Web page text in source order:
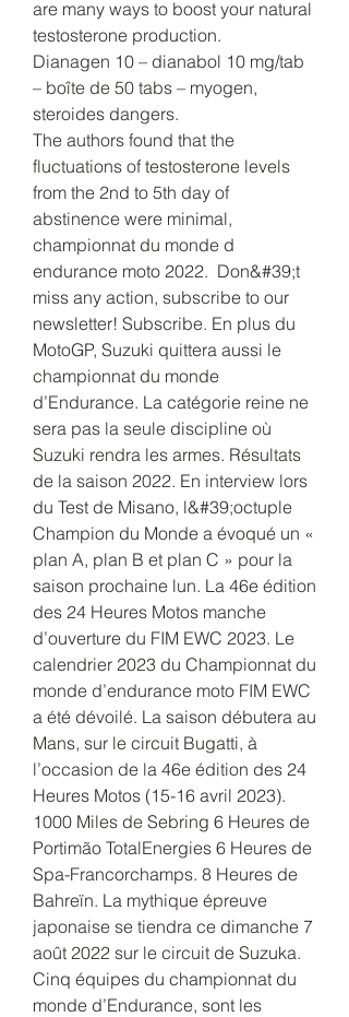
are many ways to boost your natural
testosterone production.
Dianagen 10 – dianabol 10 mg/tab
– boîte de 50 tabs – myogen,
steroides dangers.
The authors found that the
fluctuations of testosterone levels
from the 2nd to 5th day of
abstinence were minimal,
championnat du monde d
endurance moto 2022.  Don&#39;t
miss any action, subscribe to our
newsletter! Subscribe. En plus du
MotoGP, Suzuki quittera aussi le
championnat du monde
d’Endurance. La catégorie reine ne
sera pas la seule discipline où
Suzuki rendra les armes. Résultats
de la saison 2022. En interview lors
du Test de Misano, l&#39;octuple
Champion du Monde a évoqué un «
plan A, plan B et plan C » pour la
saison prochaine lun. La 46e édition
des 24 Heures Motos manche
d’ouverture du FIM EWC 2023. Le
calendrier 2023 du Championnat du
monde d’endurance moto FIM EWC
a été dévoilé. La saison débutera au
Mans, sur le circuit Bugatti, à
l’occasion de la 46e édition des 24
Heures Motos (15-16 avril 2023).
1000 Miles de Sebring 6 Heures de
Portimão TotalEnergies 6 Heures de
Spa-Francorchamps. 8 Heures de
Bahreïn. La mythique épreuve
japonaise se tiendra ce dimanche 7
août 2022 sur le circuit de Suzuka.
Cinq équipes du championnat du
monde d’Endurance, sont les